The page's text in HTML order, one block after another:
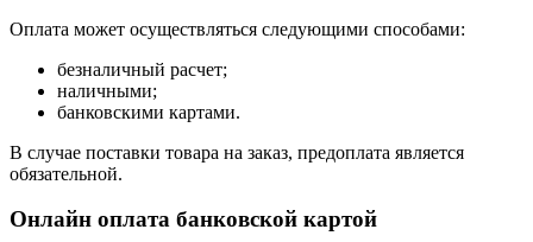
Оплата может осуществляться следующими способами:
безналичный расчет;
наличными;
банковскими картами.
В случае поставки товара на заказ, предоплата является
обязательной.
Онлайн оплата банковской картой